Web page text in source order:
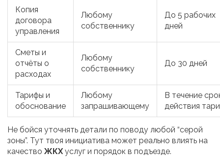
Копия
договора
управления
Любому
собственнику
До 5 рабочих
дней
Сметы и
отчёты о
расходах
Любому
собственнику
До 30 дней
Тарифы и
обоснование
Любому
запрашивающему
В течение
действия
Не бойся уточнять детали по поводу любой “серой
зоны”. Тут твоя инициатива может реально влиять на
качество ЖКХуслуг и порядок в подъезде.